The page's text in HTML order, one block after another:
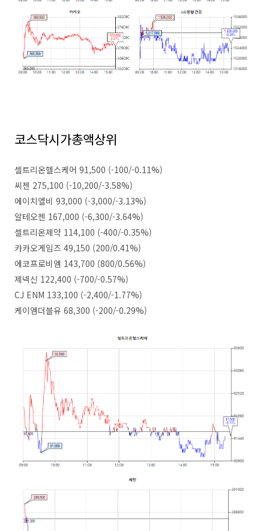
코스닥시가총액상위
셀트리온헬스케어 91,500 (-100/-0.11%)
씨젠 275,100 (-10,200/-3.58%)
에이치엘비 93,000 (-3,000/-3.13%)
알테오젠 167,000 (-6,300/-3.64%)
셀트리온제약 114,100 (-400/-0.35%)
카카오게임즈 49,150 (200/0.41%)
에코프로비엠 143,700 (800/0.56%)
제넥신 122,400 (-700/-0.57%)
CJ ENM 133,100 (-2,400/-1.77%)
케이엠더블유 68,300 (-200/-0.29%)